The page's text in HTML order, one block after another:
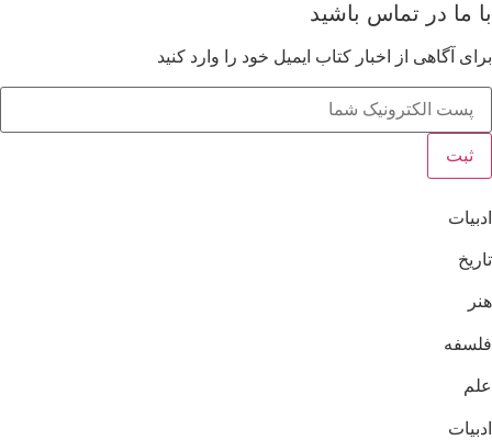
با ما در تماس باشید
برای آگاهی از اخبار کتاب ایمیل خود را وارد کنید
ثبت
ادبیات
تاریخ
هنر
فلسفه
علم
ادبیات